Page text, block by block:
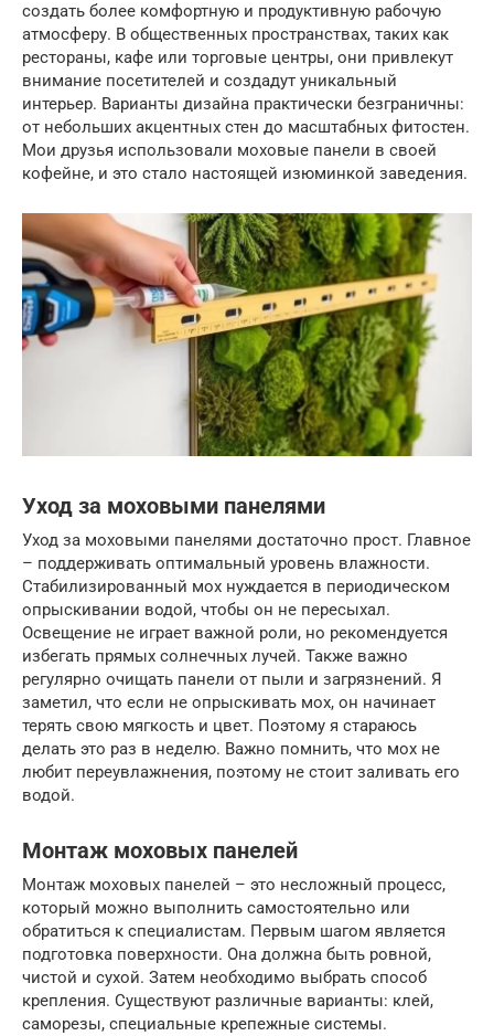
создать более комфортную и продуктивную рабочую
атмосферу. В общественных пространствах, таких как
рестораны, кафе или торговые центры, они привлекут
внимание посетителей и создадут уникальный
интерьер. Варианты дизайна практически безграничны:
от небольших акцентных стен до масштабных фитостен.
Мои друзья использовали моховые панели в своей
кофейне, и это стало настоящей изюминкой заведения.
Уход за моховыми панелями
Уход за моховыми панелями достаточно прост. Главное
– поддерживать оптимальный уровень влажности.
Стабилизированный мох нуждается в периодическом
опрыскивании водой, чтобы он не пересыхал.
Освещение не играет важной роли, но рекомендуется
избегать прямых солнечных лучей. Также важно
регулярно очищать панели от пыли и загрязнений. Я
заметил, что если не опрыскивать мох, он начинает
терять свою мягкость и цвет. Поэтому я стараюсь
делать это раз в неделю. Важно помнить, что мох не
любит переувлажнения, поэтому не стоит заливать его
водой.
Монтаж моховых панелей
Монтаж моховых панелей – это несложный процесс,
который можно выполнить самостоятельно или
обратиться к специалистам. Первым шагом является
подготовка поверхности. Она должна быть ровной,
чистой и сухой. Затем необходимо выбрать способ
крепления. Существуют различные варианты: клей,
саморезы, специальные крепежные системы.